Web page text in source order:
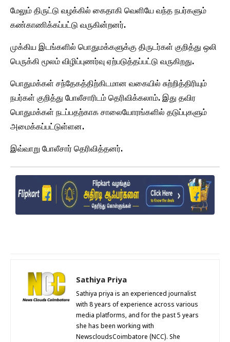
மேலும் திருட்டு வழக்கில் கைதாகி வெளியே வந்த நபர்களும்
கண்காணிக்கப்பட்டு வருகின்றனர்.
முக்கிய இடங்களில் பொதுமக்களுக்கு திருடர்கள் குறித்து ஒலி
பெருக்கி மூலம் விழிப்புணர்வு ஏற்படுத்தப்பட்டு வருகிறது.
பொதுமக்கள் சந்தேகத்திற்கிடமான வகையில் சுற்றித்திரியும்
நபர்கள் குறித்து போலீசாரிடம் தெரிவிக்கலாம். இது தவிர
பொதுமக்கள் நடப்பதற்காக சாலையோரங்களில் தடுப்புகளும்
அமைக்கப்பட்டுள்ளன.
இவ்வாறு போலீசார் தெரிவித்தனர்.
Sathiya Priya
Sathiya priya is an experienced journalist
with 8 years of experience across various
media platforms, and for the past 5 years
she has been working with
NewscloudsCoimbatore (NCC). She